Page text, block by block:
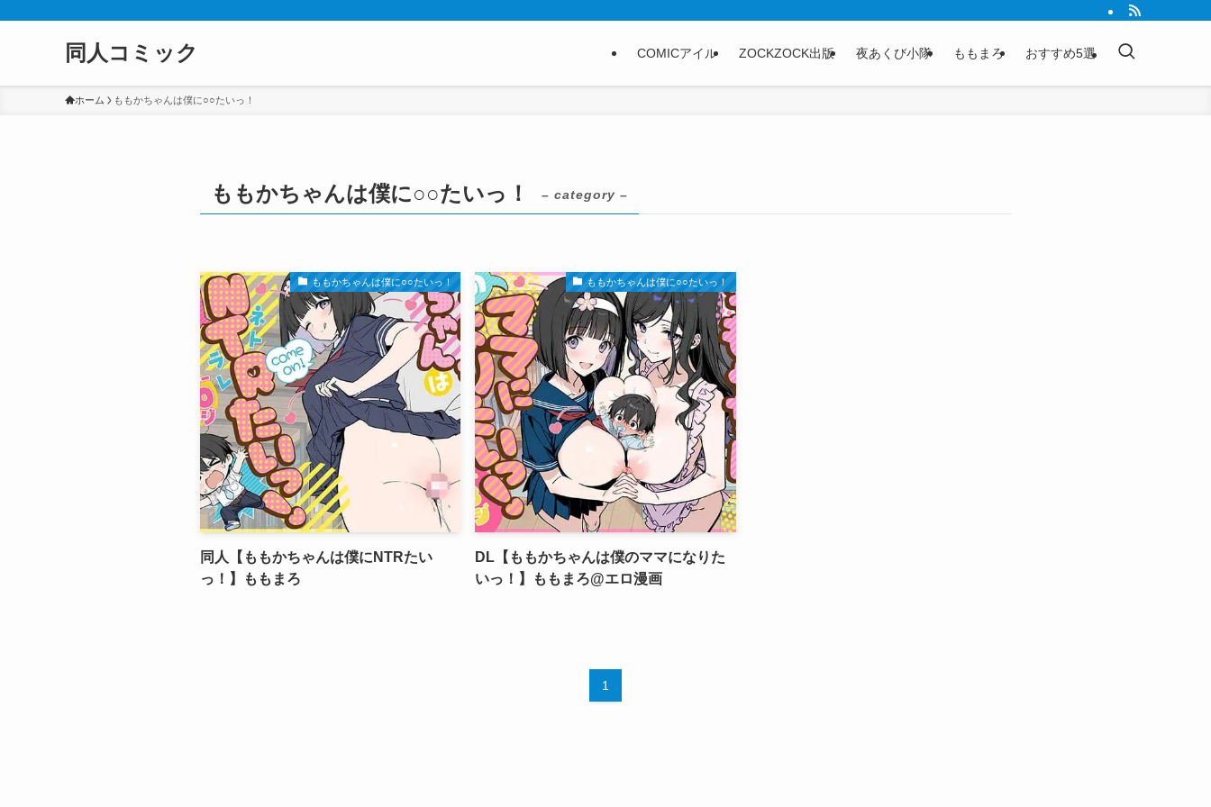
同人コミック COMICアイル ZOCKZOCK出版 夜あくび小隊 ももまろ おすすめ5選
ホーム ももかちゃんは僕に○○たいっ！
ももかちゃんは僕に○○たいっ！ – category –
ももかちゃんは僕に○○たいっ！
同人【ももかちゃんは僕にNTRたい
っ！】ももまろ
ももかちゃんは僕に○○たいっ！
DL【ももかちゃんは僕のママになりた
いっ！】ももまろ@エロ漫画
1